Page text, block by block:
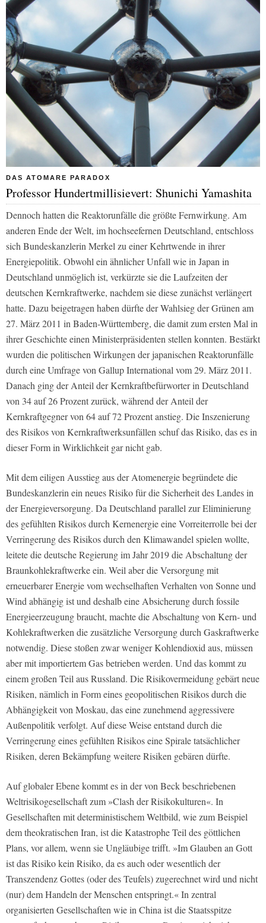
DAS ATOMARE PARADOX
Professor Hundertmillisievert: Shunichi Yamashita
Dennoch hatten die Reaktorunfälle die größte Fernwirkung. Am
anderen Ende der Welt, im hochseefernen Deutschland, entschloss
sich Bundeskanzlerin Merkel zu einer Kehrtwende in ihrer
Energiepolitik. Obwohl ein ähnlicher Unfall wie in Japan in
Deutschland unmöglich ist, verkürzte sie die Laufzeiten der
deutschen Kernkraftwerke, nachdem sie diese zunächst verlängert
hatte. Dazu beigetragen haben dürfte der Wahlsieg der Grünen am
27. März 2011 in Baden-Württemberg, die damit zum ersten Mal in
ihrer Geschichte einen Ministerpräsidenten stellen konnten. Bestärkt
wurden die politischen Wirkungen der japanischen Reaktorunfälle
durch eine Umfrage von Gallup International vom 29. März 2011.
Danach ging der Anteil der Kernkraftbefürworter in Deutschland
von 34 auf 26 Prozent zurück, während der Anteil der
Kernkraftgegner von 64 auf 72 Prozent anstieg. Die Inszenierung
des Risikos von Kernkraftwerksunfällen schuf das Risiko, das es in
dieser Form in Wirklichkeit gar nicht gab.
Mit dem eiligen Ausstieg aus der Atomenergie begründete die
Bundeskanzlerin ein neues Risiko für die Sicherheit des Landes in
der Energieversorgung. Da Deutschland parallel zur Eliminierung
des gefühlten Risikos durch Kernenergie eine Vorreiterrolle bei der
Verringerung des Risikos durch den Klimawandel spielen wollte,
leitete die deutsche Regierung im Jahr 2019 die Abschaltung der
Braunkohlekraftwerke ein. Weil aber die Versorgung mit
erneuerbarer Energie vom wechselhaften Verhalten von Sonne und
Wind abhängig ist und deshalb eine Absicherung durch fossile
Energieerzeugung braucht, machte die Abschaltung von Kern- und
Kohlekraftwerken die zusätzliche Versorgung durch Gaskraftwerke
notwendig. Diese stoßen zwar weniger Kohlendioxid aus, müssen
aber mit importiertem Gas betrieben werden. Und das kommt zu
einem großen Teil aus Russland. Die Risikovermeidung gebärt neue
Risiken, nämlich in Form eines geopolitischen Risikos durch die
Abhängigkeit von Moskau, das eine zunehmend aggressivere
Außenpolitik verfolgt. Auf diese Weise entstand durch die
Verringerung eines gefühlten Risikos eine Spirale tatsächlicher
Risiken, deren Bekämpfung weitere Risiken gebären dürfte.
Auf globaler Ebene kommt es in der von Beck beschriebenen
Weltrisikogesellschaft zum »Clash der Risikokulturen«. In
Gesellschaften mit deterministischem Weltbild, wie zum Beispiel
dem theokratischen Iran, ist die Katastrophe Teil des göttlichen
Plans, vor allem, wenn sie Ungläubige trifft. »Im Glauben an Gott
ist das Risiko kein Risiko, da es auch oder wesentlich der
Transzendenz Gottes (oder des Teufels) zugerechnet wird und nicht
(nur) dem Handeln der Menschen entspringt.« In zentral
organisierten Gesellschaften wie in China ist die Staatsspitze